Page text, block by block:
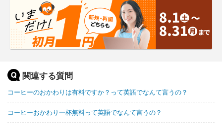
関連する質問
コーヒーのおかわりは有料ですか？って英語でなんて言うの？
コーヒーおかわり一杯無料って英語でなんて言うの？